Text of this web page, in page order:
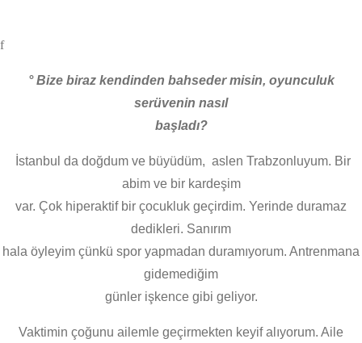
f
° Bize biraz kendinden bahseder misin, oyunculuk
serüvenin nasıl
başladı?
İstanbul da doğdum ve büyüdüm, aslen Trabzonluyum. Bir
abim ve bir kardeşim
var. Çok hiperaktif bir çocukluk geçirdim. Yerinde duramaz
dedikleri. Sanırım
hala öyleyim çünkü spor yapmadan duramıyorum. Antrenmana
gidemediğim
günler işkence gibi geliyor.
Vaktimin çoğunu ailemle geçirmekten keyif alıyorum. Aile